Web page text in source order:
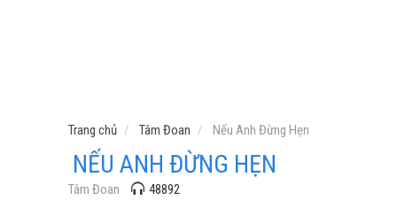
Trang chủ Tâm Đoan Nếu Anh Đừng Hẹn
NẾU ANH ĐỪNG HẸN
Tâm Đoan 48892